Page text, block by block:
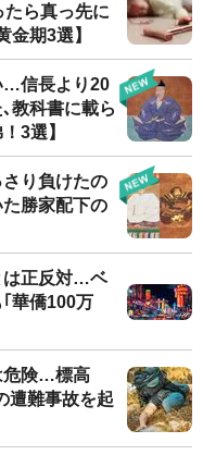
ら真っ先に
金期3選】
…信長より20
教科書に載ら
3選】
り負けたの
勝家配下の
は正反対…ベ
｢華僑100万
危険…標高
遭難事故を起